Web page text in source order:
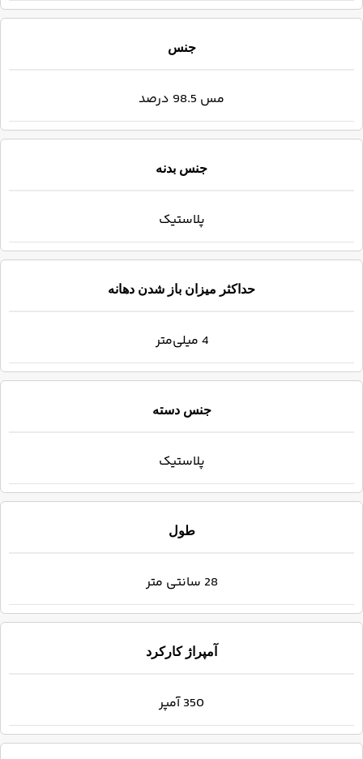
جنس
مس 98.5 درصد
جنس بدنه
پلاستیک
حداکثر میزان باز شدن دهانه
4 میلی‌متر
جنس دسته
پلاستیک
طول
28 سانتی متر
آمپراژ کارکرد
350 آمپر